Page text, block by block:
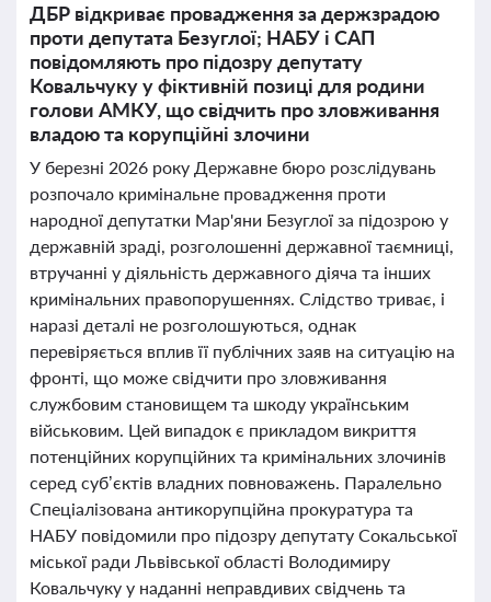
ДБР відкриває провадження за держзрадою
проти депутата Безуглої; НАБУ і САП
повідомляють про підозру депутату
Ковальчуку у фіктивній позиці для родини
голови АМКУ, що свідчить про зловживання
владою та корупційні злочини
У березні 2026 року Державне бюро розслідувань
розпочало кримінальне провадження проти
народної депутатки Мар'яни Безуглої за підозрою у
державній зраді, розголошенні державної таємниці,
втручанні у діяльність державного діяча та інших
кримінальних правопорушеннях. Слідство триває, і
наразі деталі не розголошуються, однак
перевіряється вплив її публічних заяв на ситуацію на
фронті, що може свідчити про зловживання
службовим становищем та шкоду українським
військовим. Цей випадок є прикладом викриття
потенційних корупційних та кримінальних злочинів
серед суб’єктів владних повноважень. Паралельно
Спеціалізована антикорупційна прокуратура та
НАБУ повідомили про підозру депутату Сокальської
міської ради Львівської області Володимиру
Ковальчуку у наданні неправдивих свідчень та